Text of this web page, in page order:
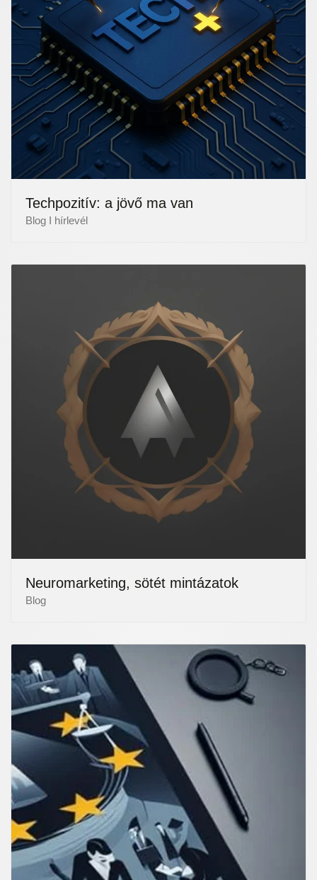
Techpozitív: a jövő ma van
Blog I hírlevél
Neuromarketing, sötét mintázatok
Blog